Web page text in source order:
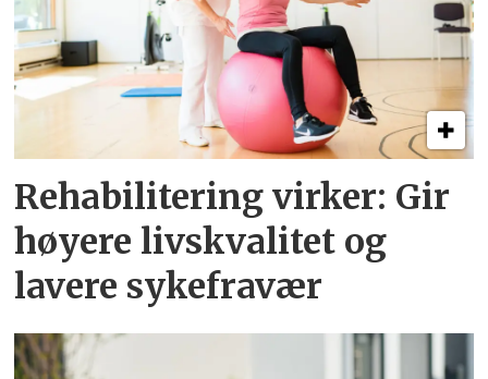
Rehabilitering virker: Gir
høyere livskvalitet og
lavere sykefravær